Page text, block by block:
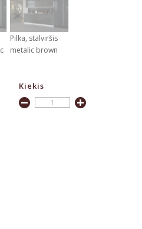
Pilka, stalviršis
metalic brown
Kiekis